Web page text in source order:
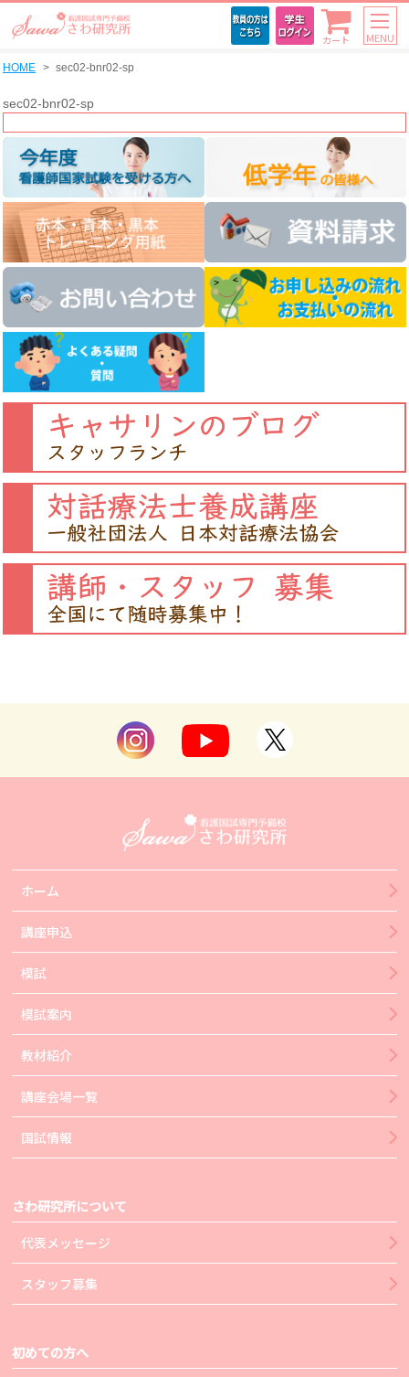
カート MENU
HOME sec02-bnr02-sp
sec02-bnr02-sp
ホーム
講座申込
模試
模試案内
教材紹介
講座会場一覧
国試情報
さわ研究所について
代表メッセージ
スタッフ募集
初めての方へ